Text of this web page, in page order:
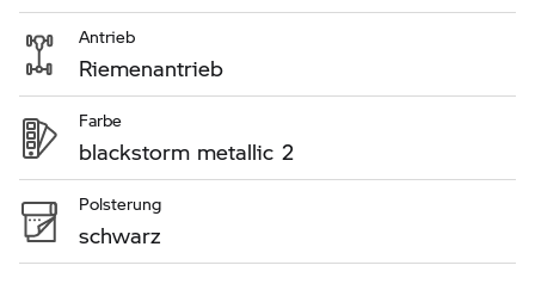
Antrieb
Riemenantrieb
Farbe
blackstorm metallic 2
Polsterung
schwarz